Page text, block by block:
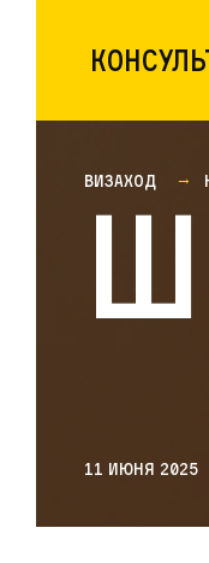
Визаход
11 июня 2025